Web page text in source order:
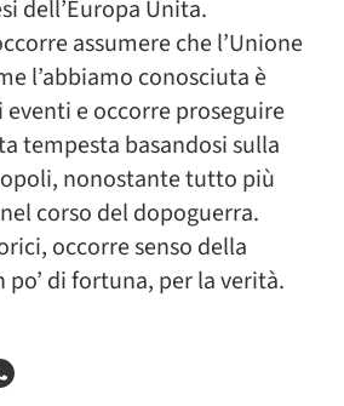
dell’Europa Unita.
assumere che l’Unione
l’abbiamo conosciuta è
eventi e occorre proseguire
tempesta basandosi sulla
nonostante tutto più
corso del dopoguerra.
occorre senso della
po’ di fortuna, per la verità.